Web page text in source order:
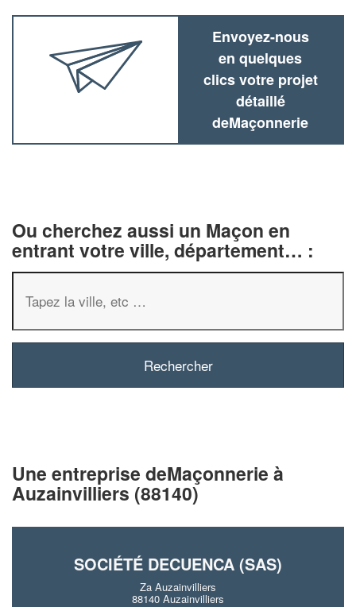
Envoyez-nous
en quelques
clics votre projet
détaillé
deMaçonnerie
Ou cherchez aussi un Maçon en
entrant votre ville, département… :
Une entreprise deMaçonnerie à
Auzainvilliers (88140)
SOCIÉTÉ DECUENCA (SAS)
Za Auzainvilliers
88140 Auzainvilliers
✕
Vous êtes un
marges tout en
nouveaux clients